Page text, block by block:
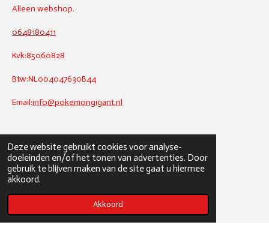
Deze website gebruikt cookies voor analyse-
doeleinden en/of het tonen van advertenties. Door
gebruik te blijven maken van de site gaat u hiermee
akkoord.
Akkoord
Alleen webshop.
0648180411
Kvk:85060828
Btw:NL004047630B44
Email:info@pokemongigant.nl